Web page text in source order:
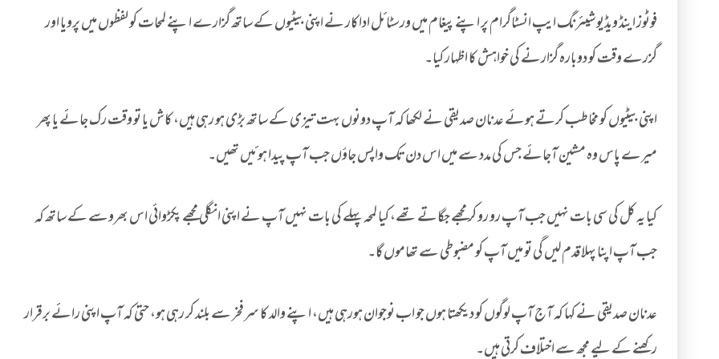
فوٹوز اینڈ ویڈیو شیئرنگ ایپ انسٹاگرام پر اپنے پیغام میں ورسٹائل اداکار نے اپنی بیٹیوں کے ساتھ گزارے اپنے لمحات کو لفظوں میں پرویا اور
گزرے وقت کو دوبارہ گزارنے کی خواہش کا اظہار کیا۔
اپنی بیٹیوں کو مخاطب کرتے ہوئے عدنان صدیقی نے لکھا کہ آپ دونوں بہت تیزی کے ساتھ بڑی ہو رہی ہیں، کاش یا تو وقت رک جائے یا پھر
میرے پاس وہ مشین آجائے جس کی مدد سے میں اس دن تک واپس جاؤں جب آپ پیدا ہوئیں تھیں۔
کیا یہ کل کی سی بات نہیں جب آپ رو رو کر مجھے جگاتے تھے، کیا لمحہ پہلے کی بات نہیں آپ نے اپنی انگلی مجھے پکڑوائی اس بھروسے کے ساتھ کہ
جب آپ اپنا پہلا قدم لیں گی تو میں آپ کو مضبوطی سے تھاموں گا۔
عدنان صدیقی نے کہا کہ آج آپ لوگوں کو دیکھتا ہوں جو اب نوجوان ہورہی ہیں، اپنے والد کا سرفخر سے بلند کر رہی ہو، حتیٰ کہ آپ اپنی رائے برقرار
رکھنے کے لیے مجھ سے اختلاف کرتی ہیں۔